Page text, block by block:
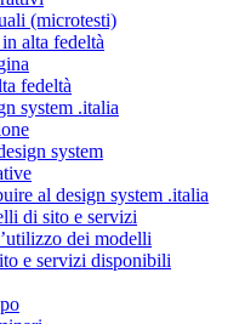
(microtesti)
alta fedeltà
fedeltà
system .italia
system
al design system .italia
di sito e servizi
dei modelli
e servizi disponibili